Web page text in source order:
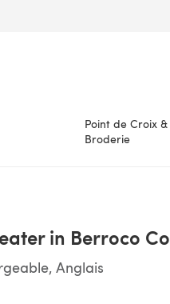
Point de Croix &
Broderie
in Berroco
Anglais